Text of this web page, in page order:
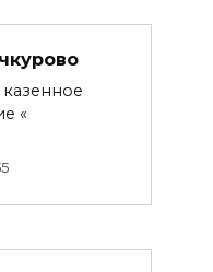
казенное
«